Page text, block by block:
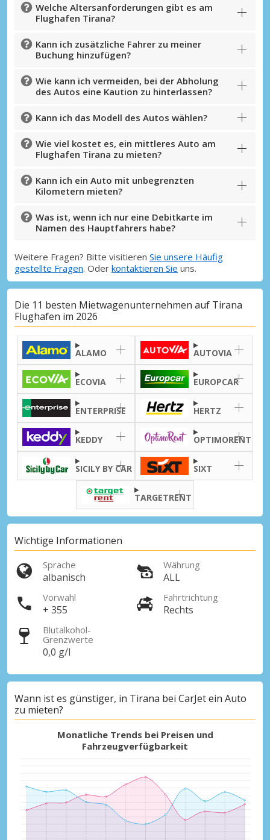
Welche Altersanforderungen gibt es am
Flughafen Tirana?
Kann ich zusätzliche Fahrer zu meiner
Buchung hinzufügen?
Wie kann ich vermeiden, bei der Abholung
des Autos eine Kaution zu hinterlassen?
Kann ich das Modell des Autos wählen?
Wie viel kostet es, ein mittleres Auto am
Flughafen Tirana zu mieten?
Kann ich ein Auto mit unbegrenzten
Kilometern mieten?
Was ist, wenn ich nur eine Debitkarte im
Namen des Hauptfahrers habe?
Weitere Fragen? Bitte visitieren Sie unsere Häufig
gestellte Fragen. Oder kontaktieren Sie uns.
Die 11 besten Mietwagenunternehmen auf Tirana
Flughafen im 2026
ALAMO AUTOVIA
ECOVIA EUROPCAR
ENTERPRISE HERTZ
KEDDY OPTIMORENT
SICILY BY CAR SIXT
TARGETRENT
Wichtige Informationen
Sprache
albanisch
Währung
ALL
Vorwahl
+ 355
Fahrtrichtung
Rechts
Blutalkohol-
Grenzwerte
0,0 g/l
Wann ist es günstiger, in Tirana bei CarJet ein Auto
zu mieten?
Monatliche Trends bei Preisen und
Fahrzeugverfügbarkeit
Top-Ersparnisses
Erhalten Sie Zugang zu exklusiven
Partnerangeboten
Mit eLink anmelden